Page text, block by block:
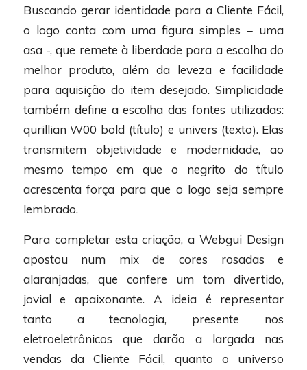
Buscando gerar identidade para a Cliente Fácil,
o logo conta com uma figura simples – uma
asa -, que remete à liberdade para a escolha do
melhor produto, além da leveza e facilidade
para aquisição do item desejado. Simplicidade
também define a escolha das fontes utilizadas:
qurillian W00 bold (título) e univers (texto). Elas
transmitem objetividade e modernidade, ao
mesmo tempo em que o negrito do título
acrescenta força para que o logo seja sempre
lembrado.
Para completar esta criação, a Webgui Design
apostou num mix de cores rosadas e
alaranjadas, que confere um tom divertido,
jovial e apaixonante. A ideia é representar
tanto a tecnologia, presente nos
eletroeletrônicos que darão a largada nas
vendas da Cliente Fácil, quanto o universo